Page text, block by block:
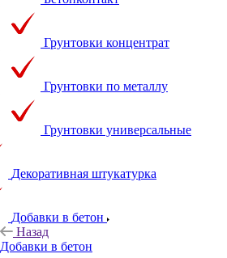
Грунтовки концентрат
Грунтовки по металлу
Грунтовки универсальные
Декоративная штукатурка
Добавки в бетон
Назад
Добавки в бетон